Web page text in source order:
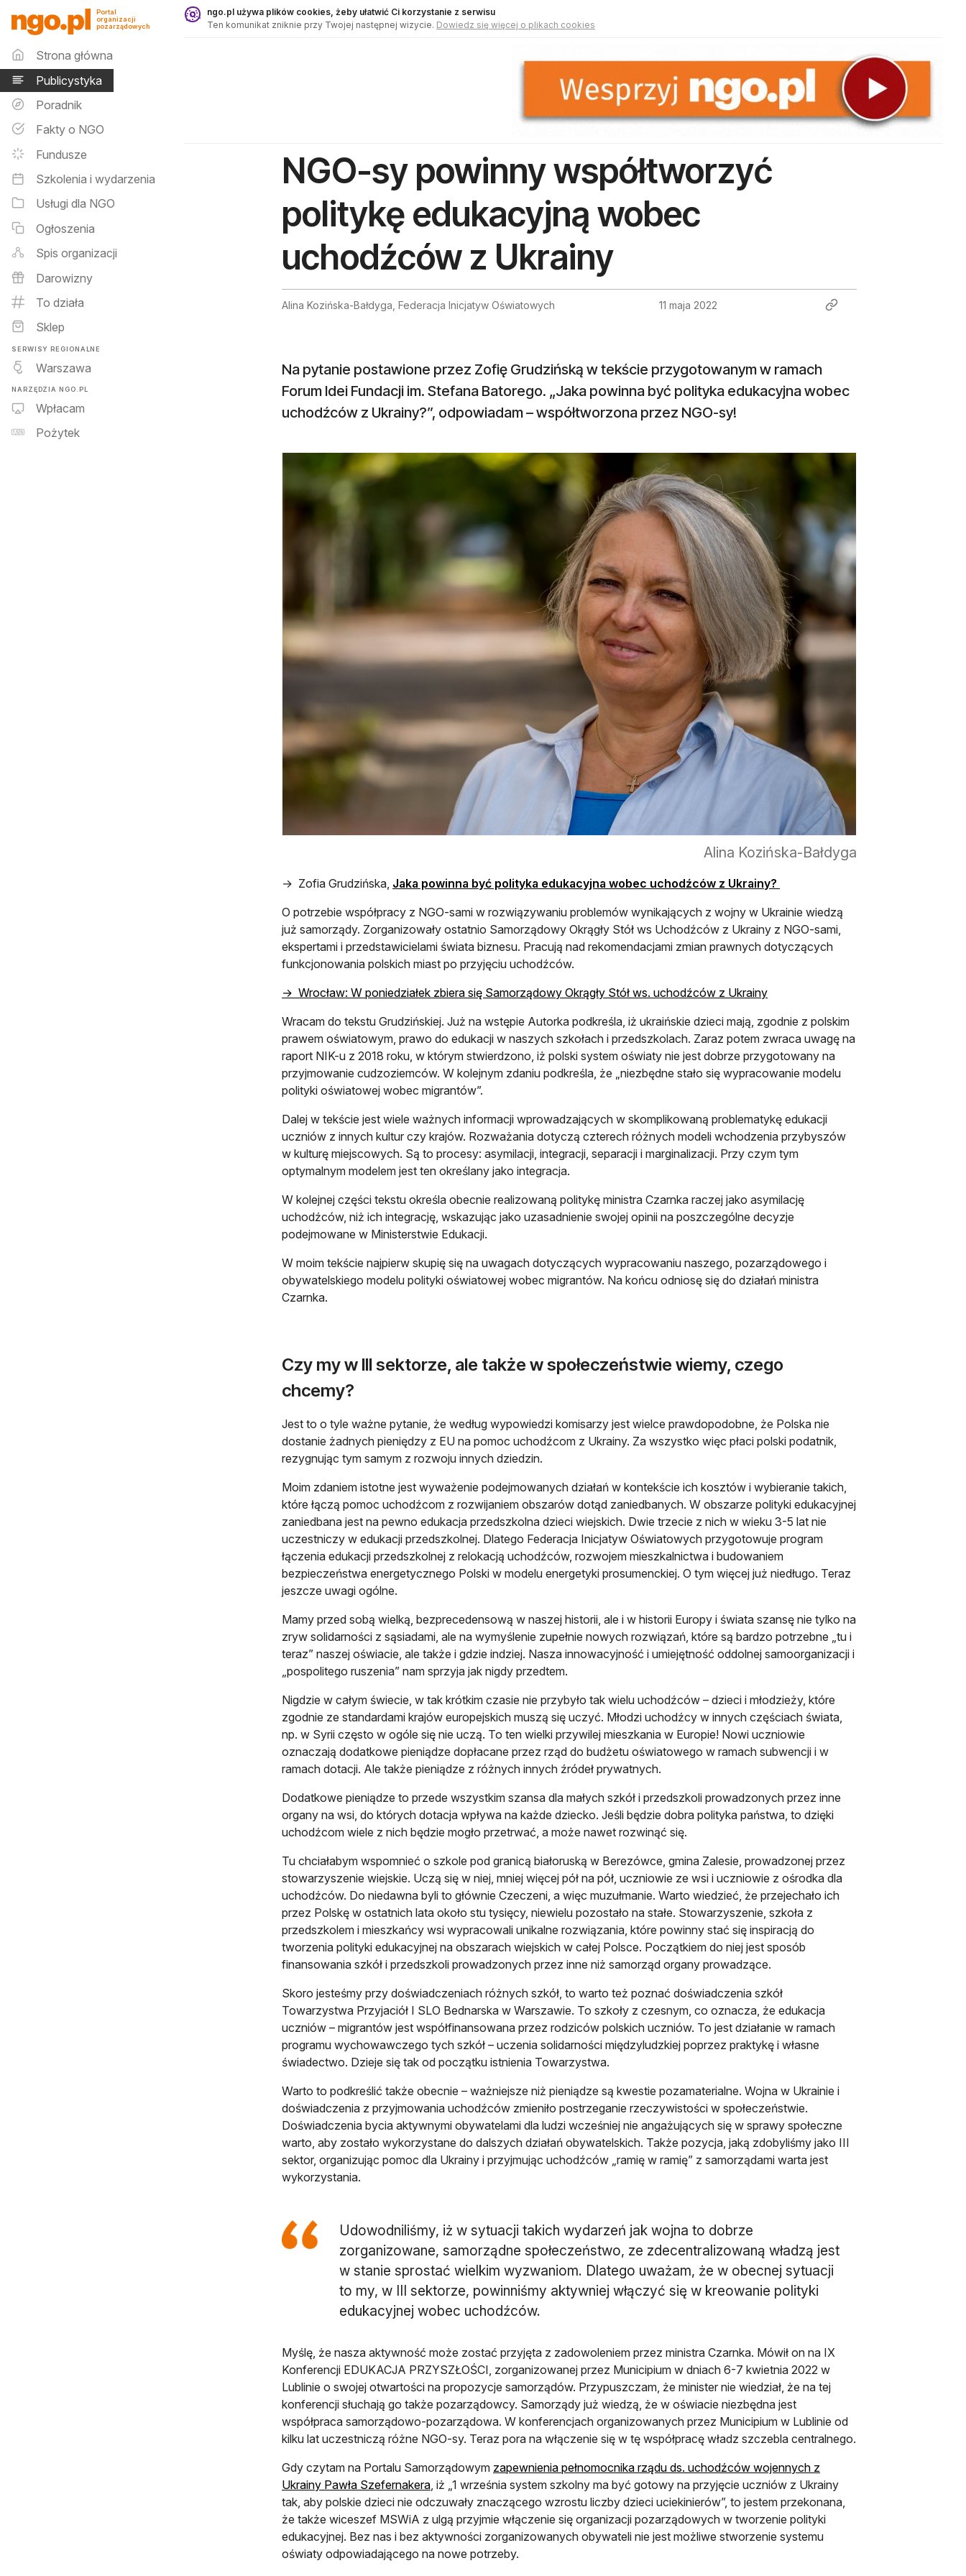
Publicystyka - ngo.pl
Portal
organizacji
pozarządowych
Menu główne
Strona główna
Publicystyka
Poradnik
Fakty o NGO
Fundusze
Szkolenia i wydarzenia
Usługi dla NGO
Ogłoszenia
Spis organizacji
Darowizny
To działa
Sklep
SERWISY REGIONALNE
Warszawa
NARZĘDZIA NGO.PL
Wpłacam
Pożytek
ngo.pl używa plików cookies, żeby ułatwić Ci korzystanie z serwisu
Ten komunikat zniknie przy Twojej następnej wizycie. Dowiedz się więcej o plikach cookies
NGO-sy powinny współtworzyć
politykę edukacyjną wobec
uchodźców z Ukrainy
Alina Kozińska-Bałdyga, Federacja Inicjatyw Oświatowych 11 maja 2022
Na pytanie postawione przez Zofię Grudzińską w tekście przygotowanym w ramach
Forum Idei Fundacji im. Stefana Batorego. „Jaka powinna być polityka edukacyjna wobec
uchodźców z Ukrainy?”, odpowiadam – współtworzona przez NGO-sy!
Alina Kozińska-Bałdyga
→ Zofia Grudzińska, Jaka powinna być polityka edukacyjna wobec uchodźców z Ukrainy?
O potrzebie współpracy z NGO-sami w rozwiązywaniu problemów wynikających z wojny w Ukrainie wiedzą
już samorządy. Zorganizowały ostatnio Samorządowy Okrągły Stół ws Uchodźców z Ukrainy z NGO-sami,
ekspertami i przedstawicielami świata biznesu. Pracują nad rekomendacjami zmian prawnych dotyczących
funkcjonowania polskich miast po przyjęciu uchodźców.
→ Wrocław: W poniedziałek zbiera się Samorządowy Okrągły Stół ws. uchodźców z Ukrainy
Wracam do tekstu Grudzińskiej. Już na wstępie Autorka podkreśla, iż ukraińskie dzieci mają, zgodnie z polskim
prawem oświatowym, prawo do edukacji w naszych szkołach i przedszkolach. Zaraz potem zwraca uwagę na
raport NIK-u z 2018 roku, w którym stwierdzono, iż polski system oświaty nie jest dobrze przygotowany na
przyjmowanie cudzoziemców. W kolejnym zdaniu podkreśla, że „niezbędne stało się wypracowanie modelu
polityki oświatowej wobec migrantów”.
Dalej w tekście jest wiele ważnych informacji wprowadzających w skomplikowaną problematykę edukacji
uczniów z innych kultur czy krajów. Rozważania dotyczą czterech różnych modeli wchodzenia przybyszów
w kulturę miejscowych. Są to procesy: asymilacji, integracji, separacji i marginalizacji. Przy czym tym
optymalnym modelem jest ten określany jako integracja.
W kolejnej części tekstu określa obecnie realizowaną politykę ministra Czarnka raczej jako asymilację
uchodźców, niż ich integrację, wskazując jako uzasadnienie swojej opinii na poszczególne decyzje
podejmowane w Ministerstwie Edukacji.
W moim tekście najpierw skupię się na uwagach dotyczących wypracowaniu naszego, pozarządowego i
obywatelskiego modelu polityki oświatowej wobec migrantów. Na końcu odniosę się do działań ministra
Czarnka.
Czy my w III sektorze, ale także w społeczeństwie wiemy, czego
chcemy?
Jest to o tyle ważne pytanie, że według wypowiedzi komisarzy jest wielce prawdopodobne, że Polska nie
dostanie żadnych pieniędzy z EU na pomoc uchodźcom z Ukrainy. Za wszystko więc płaci polski podatnik,
rezygnując tym samym z rozwoju innych dziedzin.
Moim zdaniem istotne jest wyważenie podejmowanych działań w kontekście ich kosztów i wybieranie takich,
które łączą pomoc uchodźcom z rozwijaniem obszarów dotąd zaniedbanych. W obszarze polityki edukacyjnej
zaniedbana jest na pewno edukacja przedszkolna dzieci wiejskich. Dwie trzecie z nich w wieku 3-5 lat nie
uczestniczy w edukacji przedszkolnej. Dlatego Federacja Inicjatyw Oświatowych przygotowuje program
łączenia edukacji przedszkolnej z relokacją uchodźców, rozwojem mieszkalnictwa i budowaniem
bezpieczeństwa energetycznego Polski w modelu energetyki prosumenckiej. O tym więcej już niedługo. Teraz
jeszcze uwagi ogólne.
Mamy przed sobą wielką, bezprecedensową w naszej historii, ale i w historii Europy i świata szansę nie tylko na
zryw solidarności z sąsiadami, ale na wymyślenie zupełnie nowych rozwiązań, które są bardzo potrzebne „tu i
teraz” naszej oświacie, ale także i gdzie indziej. Nasza innowacyjność i umiejętność oddolnej samoorganizacji i
„pospolitego ruszenia” nam sprzyja jak nigdy przedtem.
Nigdzie w całym świecie, w tak krótkim czasie nie przybyło tak wielu uchodźców – dzieci i młodzieży, które
zgodnie ze standardami krajów europejskich muszą się uczyć. Młodzi uchodźcy w innych częściach świata,
np. w Syrii często w ogóle się nie uczą. To ten wielki przywilej mieszkania w Europie! Nowi uczniowie
oznaczają dodatkowe pieniądze dopłacane przez rząd do budżetu oświatowego w ramach subwencji i w
ramach dotacji. Ale także pieniądze z różnych innych źródeł prywatnych.
Dodatkowe pieniądze to przede wszystkim szansa dla małych szkół i przedszkoli prowadzonych przez inne
organy na wsi, do których dotacja wpływa na każde dziecko. Jeśli będzie dobra polityka państwa, to dzięki
uchodźcom wiele z nich będzie mogło przetrwać, a może nawet rozwinąć się.
Tu chciałabym wspomnieć o szkole pod granicą białoruską w Berezówce, gmina Zalesie, prowadzonej przez
stowarzyszenie wiejskie. Uczą się w niej, mniej więcej pół na pół, uczniowie ze wsi i uczniowie z ośrodka dla
uchodźców. Do niedawna byli to głównie Czeczeni, a więc muzułmanie. Warto wiedzieć, że przejechało ich
przez Polskę w ostatnich lata około stu tysięcy, niewielu pozostało na stałe. Stowarzyszenie, szkoła z
przedszkolem i mieszkańcy wsi wypracowali unikalne rozwiązania, które powinny stać się inspiracją do
tworzenia polityki edukacyjnej na obszarach wiejskich w całej Polsce. Początkiem do niej jest sposób
finansowania szkół i przedszkoli prowadzonych przez inne niż samorząd organy prowadzące.
Skoro jesteśmy przy doświadczeniach różnych szkół, to warto też poznać doświadczenia szkół
Towarzystwa Przyjaciół I SLO Bednarska w Warszawie. To szkoły z czesnym, co oznacza, że edukacja
uczniów – migrantów jest współfinansowana przez rodziców polskich uczniów. To jest działanie w ramach
programu wychowawczego tych szkół – uczenia solidarności międzyludzkiej poprzez praktykę i własne
świadectwo. Dzieje się tak od początku istnienia Towarzystwa.
Warto to podkreślić także obecnie – ważniejsze niż pieniądze są kwestie pozamaterialne. Wojna w Ukrainie i
doświadczenia z przyjmowania uchodźców zmieniło postrzeganie rzeczywistości w społeczeństwie.
Doświadczenia bycia aktywnymi obywatelami dla ludzi wcześniej nie angażujących się w sprawy społeczne
warto, aby zostało wykorzystane do dalszych działań obywatelskich. Także pozycja, jaką zdobyliśmy jako III
sektor, organizując pomoc dla Ukrainy i przyjmując uchodźców „ramię w ramię” z samorządami warta jest
wykorzystania.
Udowodniliśmy, iż w sytuacji takich wydarzeń jak wojna to dobrze
zorganizowane, samorządne społeczeństwo, ze zdecentralizowaną władzą jest
w stanie sprostać wielkim wyzwaniom. Dlatego uważam, że w obecnej sytuacji
to my, w III sektorze, powinniśmy aktywniej włączyć się w kreowanie polityki
edukacyjnej wobec uchodźców.
Myślę, że nasza aktywność może zostać przyjęta z zadowoleniem przez ministra Czarnka. Mówił on na IX
Konferencji EDUKACJA PRZYSZŁOŚCI, zorganizowanej przez Municipium w dniach 6-7 kwietnia 2022 w
Lublinie o swojej otwartości na propozycje samorządów. Przypuszczam, że minister nie wiedział, że na tej
konferencji słuchają go także pozarządowcy. Samorządy już wiedzą, że w oświacie niezbędna jest
współpraca samorządowo-pozarządowa. W konferencjach organizowanych przez Municipium w Lublinie od
kilku lat uczestniczą różne NGO-sy. Teraz pora na włączenie się w tę współpracę władz szczebla centralnego.
Gdy czytam na Portalu Samorządowym zapewnienia pełnomocnika rządu ds. uchodźców wojennych z
Ukrainy Pawła Szefernakeraotwiera się w nowej karcie
, iż „1 września system szkolny ma być gotowy na przyjęcie uczniów z Ukrainy
tak, aby polskie dzieci nie odczuwały znaczącego wzrostu liczby dzieci uciekinierów”, to jestem przekonana,
że także wiceszef MSWiA z ulgą przyjmie włączenie się organizacji pozarządowych w tworzenie polityki
edukacyjnej. Bez nas i bez aktywności zorganizowanych obywateli nie jest możliwe stworzenie systemu
oświaty odpowiadającego na nowe potrzeby.